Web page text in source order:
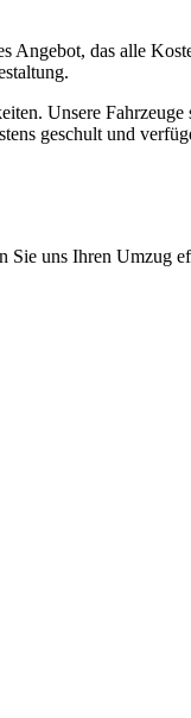
das alle
Unsere
geschult und
uns Ihren Umzug